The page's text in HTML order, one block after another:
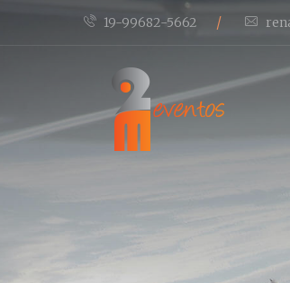
19-99682-5662 /